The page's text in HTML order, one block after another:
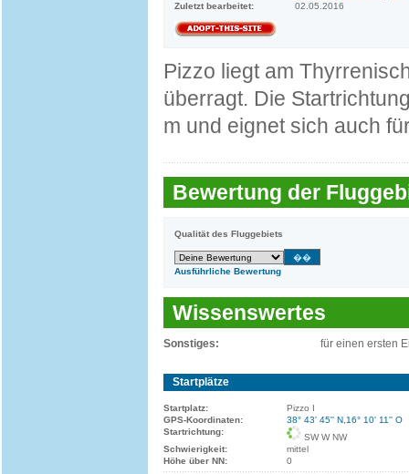
Zuletzt bearbeitet:
02.05.2016
Pizzo liegt am
überragt. Die
m und eignet sich auch
Bewertung der
Qualität des Fluggebiets
Ausführliche Bewertung
Wissenswertes
Sonstiges: für einen ersten
Startplätze
Startplatz:
Pizzo I
GPS-Koordinaten:
38° 43' 45'' N,16° 10' 11'' O
Startrichtung:
SW W NW
Schwierigkeit:
mittel
Höhe über NN:
0